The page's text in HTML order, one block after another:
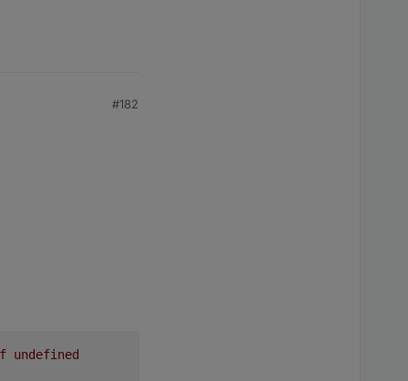
#182
undefined